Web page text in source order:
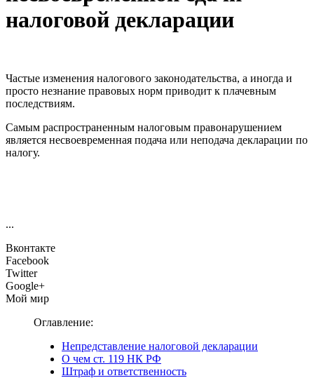
налоговой декларации
Частые изменения налогового законодательства, а иногда и
просто незнание правовых норм приводит к плачевным
последствиям.
Самым распространенным налоговым правонарушением
является несвоевременная подача или неподача декларации по
налогу.
...
Вконтакте
Facebook
Twitter
Google+
Мой мир
Оглавление:
Непредставление налоговой декларации
О чем ст. 119 НК РФ
Штраф и ответственность